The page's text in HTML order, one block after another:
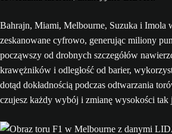
Bahrajn, Miami, Melbourne, Suzuka i Imola
zeskanowane cyfrowo, generując miliony
począwszy od drobnych szczegółów
krawężników i odległość od barier,
dotąd dokładnością podczas odtwarzania
czujesz każdy wybój i zmianę wysokości